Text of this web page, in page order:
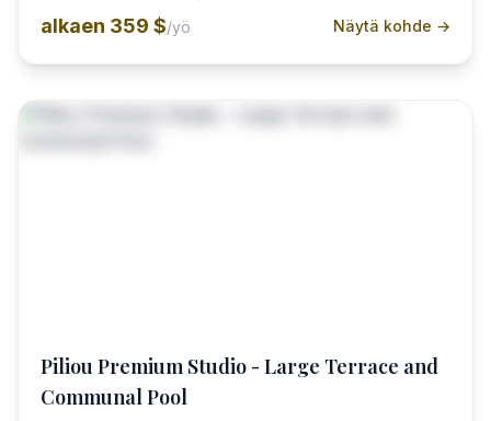
alkaen 359 $/yö Näytä kohde →
Piliou Premium Studio - Large Terrace and
Communal Pool